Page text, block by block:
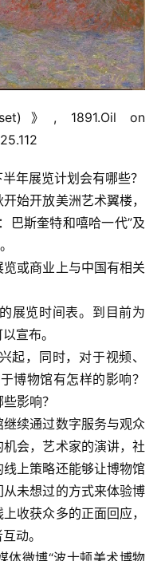
》, 1891.Oil on
年展览计划会有哪些？
始开放美洲艺术翼楼，
巴斯奎特和嘻哈一代”及
或商业上与中国有相关
展览时间表。到目前为
宣布。
起，同时，对于视频、
博物馆有怎样的影响？
影响？
续通过数字服务与观众
会，艺术家的演讲，社
上策略还能够让博物馆
未想过的方式来体验博
收获众多的正面回应，
动。